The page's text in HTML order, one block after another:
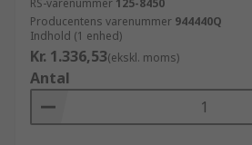
RS-varenummer 125-8450
Producentens varenummer 944440Q
Indhold (1 enhed)
Kr. 1.336,53(ekskl. moms)
Antal